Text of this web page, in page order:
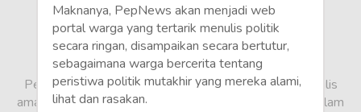
Wisata
Wanita
Maknanya, PepNews akan menjadi web
portal warga yang tertarik menulis politik
secara ringan, disampaikan secara bertutur,
sebagaimana warga bercerita tentang
peristiwa politik mutakhir yang mereka alami,
lihat dan rasakan.
PepNews.com adalah media warga, tempat bagi penulis
amatir dan profesional menyampaikan berbagai opini dalam